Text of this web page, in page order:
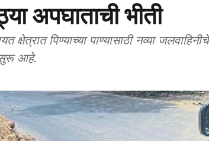
अपघाताची भीती
पिण्याच्या पाण्यासाठी नव्या जलवाहिनीचे
सुरू आहे.